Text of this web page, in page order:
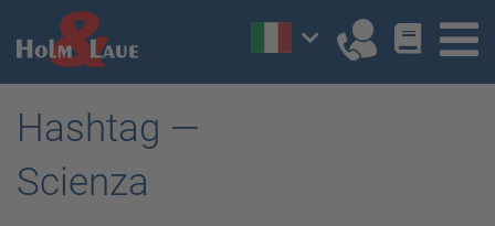
Hashtag —
Scienza